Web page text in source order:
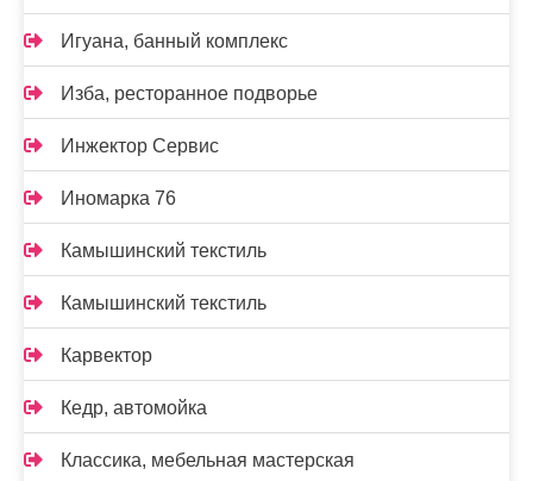
Игуана, банный комплекс
Изба, ресторанное подворье
Инжектор Сервис
Иномарка 76
Камышинский текстиль
Камышинский текстиль
Карвектор
Кедр, автомойка
Классика, мебельная мастерская